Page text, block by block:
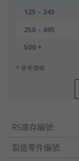
125 - 245
250 - 495
500 +
* 參考價格
RS庫存編號:
製造零件編號: